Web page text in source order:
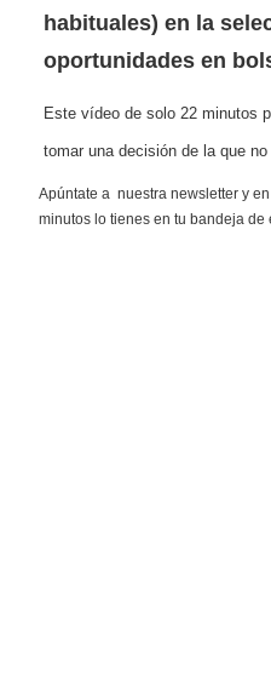
habituales) en la
oportunidades en
Este vídeo de solo 22 minutos
tomar una decisión de la que no
Apúntate a nuestra newsletter y
minutos lo tienes en tu bandeja de